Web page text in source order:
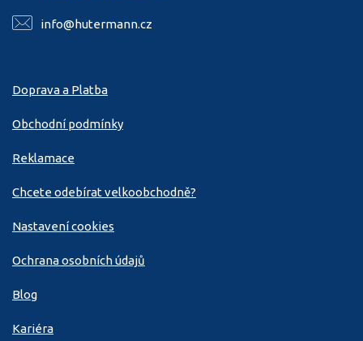
info@hutermann.cz
Doprava a Platba
Obchodní podmínky
Reklamace
Chcete odebírat velkoobchodně?
Nastavení cookies
Ochrana osobních údajů
Blog
Kariéra